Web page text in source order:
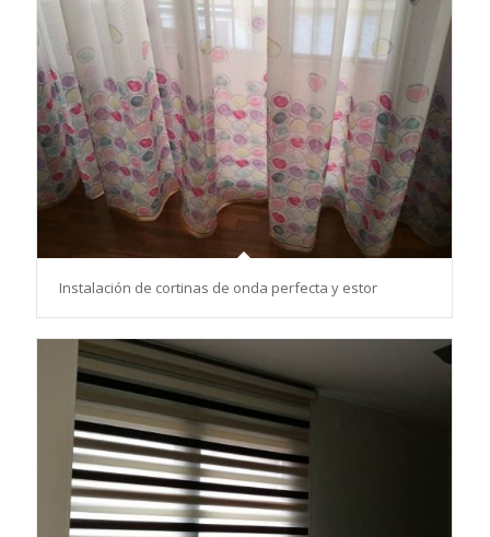
Instalación de cortinas de onda perfecta y estor